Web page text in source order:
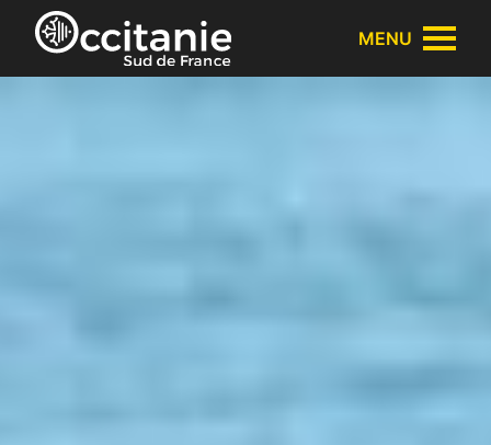
Panneau de gestion des cookies
MENU